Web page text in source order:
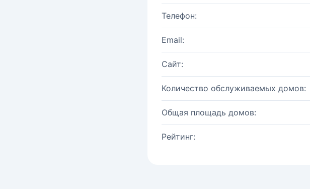
Телефон:
Email:
Сайт:
Количество обслуживаемых домов:
Общая площадь домов:
Рейтинг: